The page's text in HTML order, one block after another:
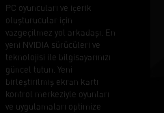
PC oyuncuları ve içerik
oluşturucular için
vazgeçilmez yol arkadaşı. En
yeni NVIDIA sürücüleri ve
teknolojisi ile bilgisayarınızı
güncel tutun. Yeni
birleştirilmiş ekran kartı
kontrol merkeziyle oyunları
ve uygulamaları optimize